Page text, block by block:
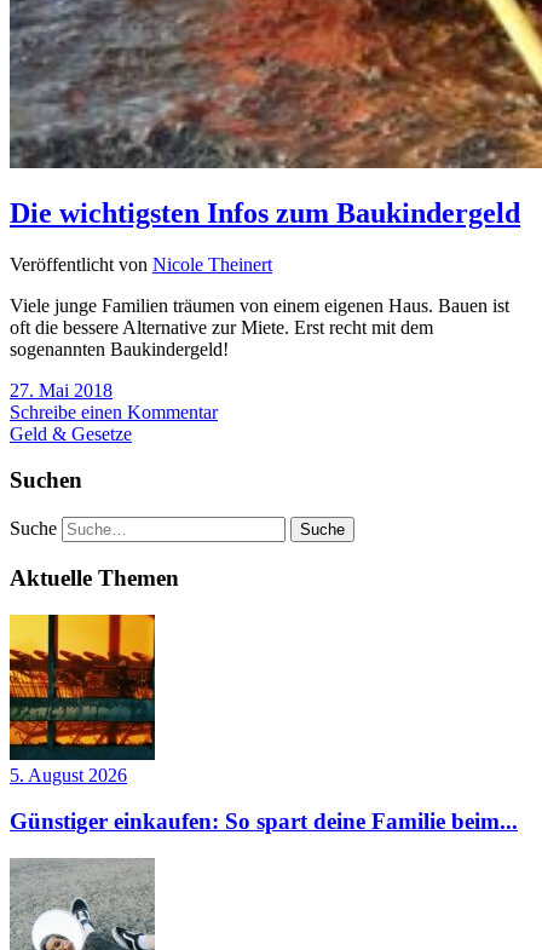
Die wichtigsten Infos zum Baukindergeld
Veröffentlicht von Nicole Theinert
Viele junge Familien träumen von einem eigenen Haus. Bauen ist
oft die bessere Alternative zur Miete. Erst recht mit dem
sogenannten Baukindergeld!
27. Mai 2018
Schreibe einen Kommentar
Geld & Gesetze
Suchen
Suche
Aktuelle Themen
5. August 2026
Günstiger einkaufen: So spart deine Familie beim...